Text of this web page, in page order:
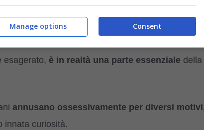
esagerato, è in realtà una parte essenziale della
annusano ossessivamente per diversi
innata curiosità.
Consent
Manage options